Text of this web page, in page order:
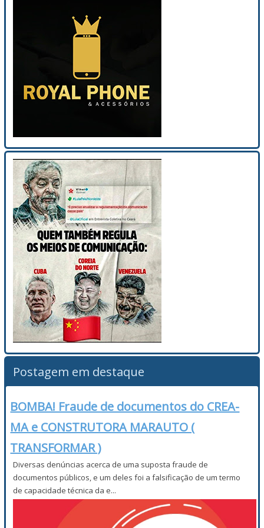
Postagem em destaque
BOMBA! Fraude de documentos do CREA-
MA e CONSTRUTORA MARAUTO (
TRANSFORMAR )
Diversas denúncias acerca de uma suposta fraude de
documentos públicos, e um deles foi a falsificação de um termo
de capacidade técnica da e...